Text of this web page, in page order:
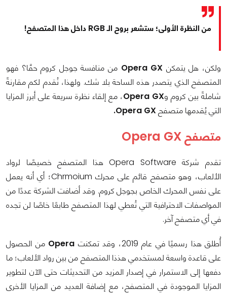
من النظرة الأولى؛ ستشعر بروح الـ RGB داخل هذا المتصفح!
ولكن، هل يتمكن Opera GX من منافسة جوجل كروم حقًا؟ فهو
المتصفح الذي يتصدر هذه الساحة بلا شك. ولهذا، نُقدم لكم مقارنةً
شاملةً بين كروم وOpera GX، مع إلقاء نظرة سريعة على أبرز المزايا
التي يُقدمها متصفحOpera GX.
متصفح Opera GX
تقدم شركة Opera Software هذا المتصفح خصيصًا لرواد
الألعاب، وهو متصفح قائم على محرك Chrmoium؛ أي أنه يعمل
على نفس المحرك الخاص بجوجل كروم. وقد أضافت الشركة عددًا من
المواصفات الاحترافية التي تُعطي لهذا المتصفح طابعًا خاصًا لن تجده
في أي متصفح آخر.
أُطلق هذا رسميًا في عام 2019، وقد تمكنت Opera من الحصول
على قاعدة واسعة لمستخدمي هذذا المتصفح من بين رواد الألعاب؛ ما
دفعها إلى الاستمرار في إصدار المزيد من التحديثات حتى الآن لتطوير
المزايا الموجودة في المتصفح، مع إضافة العديد من المزايا الأخرى